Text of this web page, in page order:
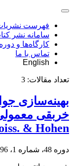
فهرست
سامانه نشر
کارگاه‌ها و
تماس با ما
English
تعداد مقالات: 3
بهینه‌سازی
& Hohen)
دوره 48، شماره 1، 1396، صفحه